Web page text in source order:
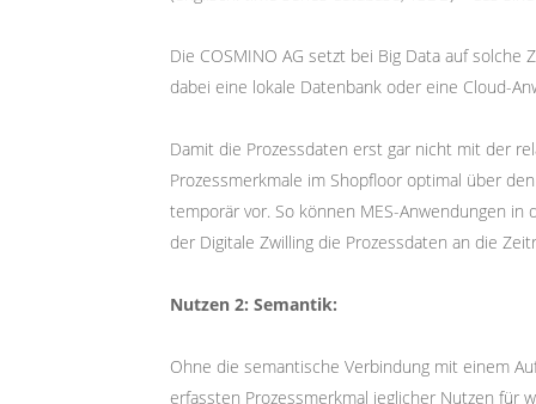
Die COSMINO AG setzt bei Big Data auf
dabei eine lokale Datenbank oder eine Cloud-
Damit die Prozessdaten erst gar nicht mit der
Prozessmerkmale im Shopfloor optimal über
temporär vor. So können MES-Anwendungen
der Digitale Zwilling die Prozessdaten an die
Nutzen 2: Semantik:
Ohne die semantische Verbindung mit einem
erfassten Prozessmerkmal jeglicher Nutzen für